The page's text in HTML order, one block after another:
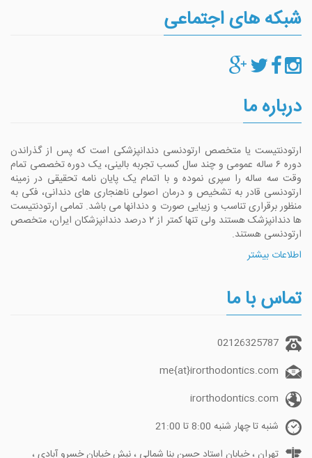
شبکه های اجتماعی
درباره ما
ارتودنتیست یا متخصص ارتودنسی دندانپزشکی است که پس از گذراندن
دوره ۶ ساله عمومی و چند سال کسب تجربه بالینی، یک دوره تخصصی تمام
وقت سه ساله را سپری نموده و با اتمام یک پایان نامه تحقیقی در زمینه
ارتودنسی قادر به تشخیص و درمان اصولی ناهنجاری های دندانی، فکی به
منظور برقراری تناسب و زیبایی صورت و دندانها می باشد. تمامی ارتودنتیست
ها دندانپزشک هستند ولی تنها کمتر از ۲ درصد دندانپزشکان ایران، متخصص
ارتودنسی هستند.
اطلاعات بیشتر
تماس با ما
02126325787
me{at}irorthodontics.com
irorthodontics.com
شنبه تا چهار شنبه 8:00 تا 21:00
تهران ، خیابان استاد حسن بنا شمالی ، نبش خیابان خسرو آبادی ،